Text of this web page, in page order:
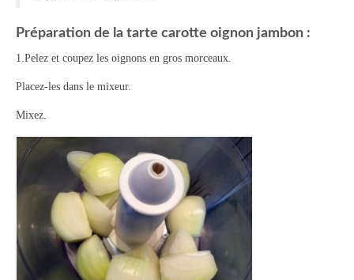
Boissons
A propos
Accueil
Préparation de la tarte carotte oignon jambon :
1.Pelez et coupez les oignons en gros morceaux.
Placez-les dans le mixeur.
Mixez.